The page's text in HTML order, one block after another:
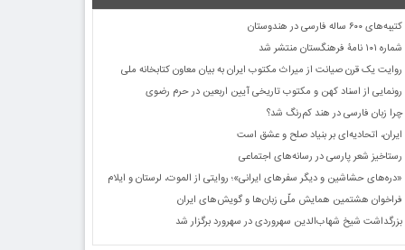
کتیبه‌های ۶۰۰ ساله فارسی در هندوستان
شماره ۱۰۱ نامۀ فرهنگستان منتشر شد
روایت یک قرن صیانت از میراث مکتوب ایران به بیان معاون کتابخانه ملی
رونمایی از اسناد کهن و مکتوب تاریخی آیین اربعین در حرم رضوی
چرا زبان فارسی در هند کم‌رنگ شد؟
ایران، اتحادیه‌ای بر بنیاد صلح و عشق است
رستاخیز شعر پارسی در رسانه‌های اجتماعی
«دره‌های حشاشین و دیگر سفرهای ایرانی»؛ روایتی از الموت، لرستان و ایلام
فراخوان هشتمین همایش ملّی زبان‌ها و گویش‌های ایران
بزرگداشت شیخ شهاب‌الدین سهروردی در سهرورد برگزار شد